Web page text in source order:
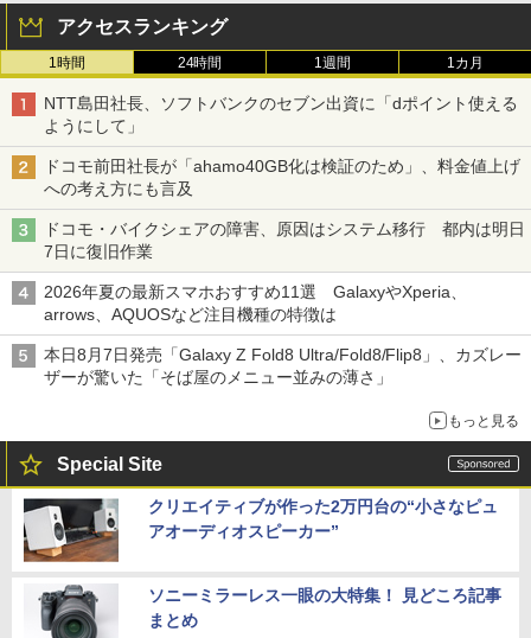
アクセスランキング
1時間 24時間 1週間 1カ月
NTT島田社長、ソフトバンクのセブン出資に「dポイント使える
ようにして」
ドコモ前田社長が「ahamo40GB化は検証のため」、料金値上げ
への考え方にも言及
ドコモ・バイクシェアの障害、原因はシステム移行 都内は明日
7日に復旧作業
2026年夏の最新スマホおすすめ11選 GalaxyやXperia、
arrows、AQUOSなど注目機種の特徴は
本日8月7日発売「Galaxy Z Fold8 Ultra/Fold8/Flip8」、カズレー
ザーが驚いた「そば屋のメニュー並みの薄さ」
もっと見る
Special Site
クリエイティブが作った2万円台の“小さなピュ
アオーディオスピーカー”
ソニーミラーレス一眼の大特集！ 見どころ記事
まとめ